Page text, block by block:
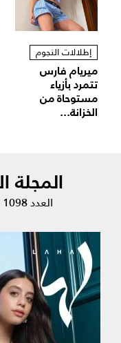
إطلالات النجوم
ميريام فارس
تتمرد بأزياء
مستوحاة من
الخزانة...
المجلة
العدد 1098 | تموز 2026